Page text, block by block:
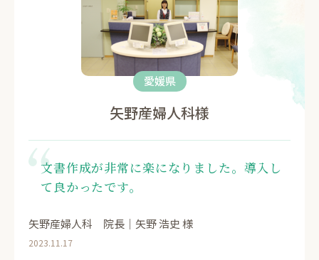
愛媛県
矢野産婦人科様
文書作成が非常に楽になりました。導入し
て良かったです。
矢野産婦人科 院長｜矢野 浩史 様
2023.11.17